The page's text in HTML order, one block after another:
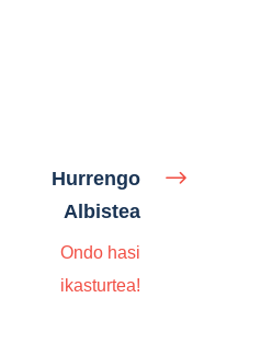
Hurrengo
Albistea
Ondo hasi
ikasturtea!